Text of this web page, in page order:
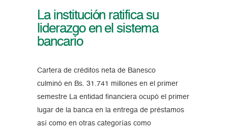
La institución ratifica su
liderazgo en el sistema
bancario
Cartera de créditos neta de Banesco
culminó en Bs. 31.741 millones en el primer
semestre La entidad financiera ocupó el primer
lugar de la banca en la entrega de préstamos
así como en otras categorías como